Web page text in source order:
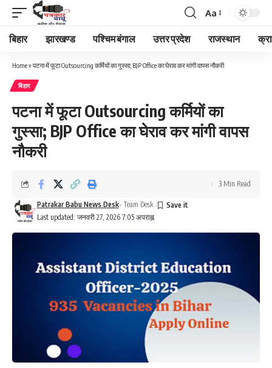
Font
Resizer
Aa
बिहार झारखण्ड पश्चिम बंगाल उत्तर प्रदेश राजस्थान
Home» पटना में फूटा Outsourcing कर्मियों का गुस्सा; BJP Office का घेराव कर मांगी वापस नौकरी
बिहार
पटना में फूटा Outsourcing कर्मियों का
गुस्सा; BJP Office का घेराव कर मांगी वापस
नौकरी
Last updated: जनवरी 27, 2026 7:05 अपराह्न
Patrakar Babu News Desk- Team Desk
3 Min Read